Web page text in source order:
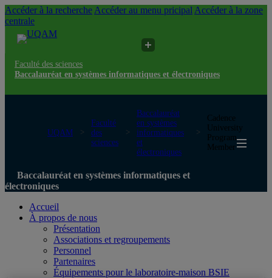
Accéder à la recherche Accéder au menu pricipal Accéder à la zone
centrale
Faculté des sciences
Baccalauréat en systèmes informatiques et électroniques
UQAM
Faculté
des
sciences
Baccalauréat
en systèmes
informatiques
et
électroniques
Cadence
University
Program
Member
Baccalauréat en systèmes informatiques et
électroniques
Accueil
À propos de nous
Présentation
Associations et regroupements
Personnel
Partenaires
Équipements pour le laboratoire-maison BSIE